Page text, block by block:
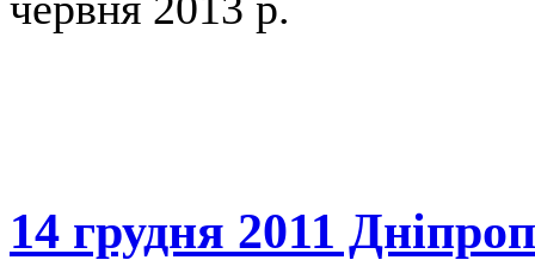
14 грудня 2011